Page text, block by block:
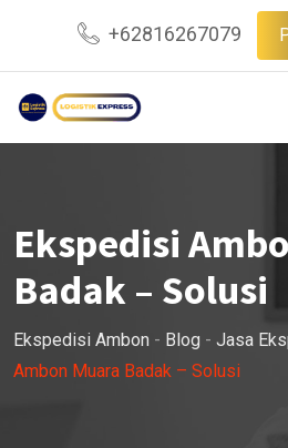
content
+62816267079
Ekspedisi
Badak – Solusi
Ekspedisi Ambon - Blog - Jasa
Ambon Muara Badak – Solusi